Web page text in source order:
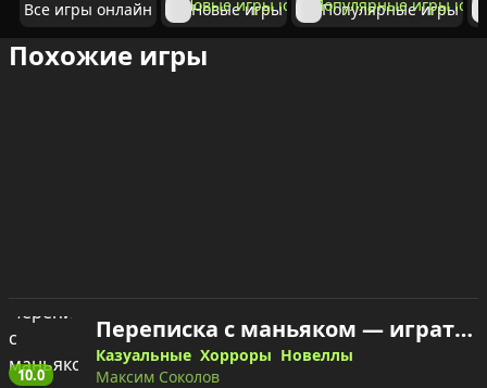
Все игры онлайн Новые игры Популярные игры
Похожие игры
10.0
Переписка с маньяком — играть онлайн
Казуальные Хорроры Новеллы
Максим Соколов